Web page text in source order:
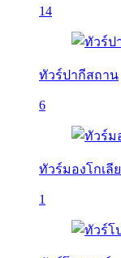
14
ทัวร์ปากีสถาน
6
ทัวร์มองโกเลีย
1